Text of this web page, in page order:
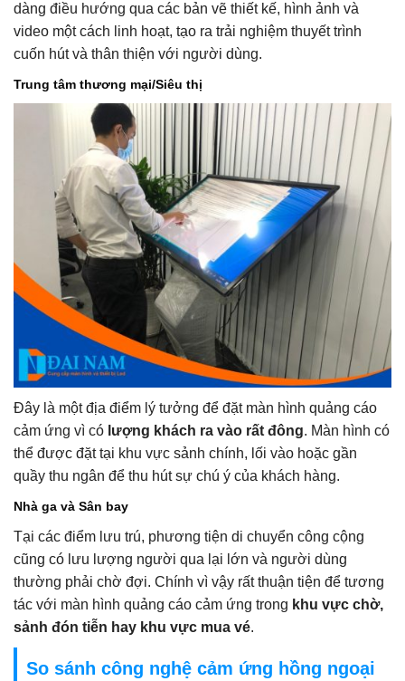
dàng điều hướng qua các bản vẽ thiết kế, hình ảnh và
video một cách linh hoạt, tạo ra trải nghiệm thuyết trình
cuốn hút và thân thiện với người dùng.
Trung tâm thương mại/Siêu thị
Đây là một địa điểm lý tưởng để đặt màn hình quảng cáo
cảm ứng vì có lượng khách ra vào rất đông. Màn hình có
thể được đặt tại khu vực sảnh chính, lối vào hoặc gần
quầy thu ngân để thu hút sự chú ý của khách hàng.
Nhà ga và Sân bay
Tại các điểm lưu trú, phương tiện di chuyển công cộng
cũng có lưu lượng người qua lại lớn và người dùng
thường phải chờ đợi. Chính vì vậy rất thuận tiện để tương
tác với màn hình quảng cáo cảm ứng trong khu vực chờ,
sảnh đón tiễn hay khu vực mua vé.
So sánh công nghệ cảm ứng hồng ngoại